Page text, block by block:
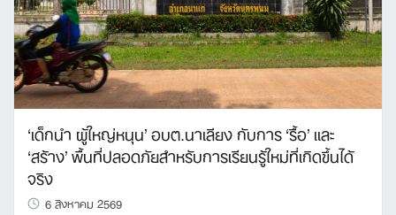
‘เด็กนำ ผู้ใหญ่หนุน’ อบต.นาเลียง กับการ ‘รื้อ’ และ
‘สร้าง’ พื้นที่ปลอดภัยสำหรับการเรียนรู้ใหม่ที่เกิดขึ้นได้
จริง
6 สิงหาคม 2569